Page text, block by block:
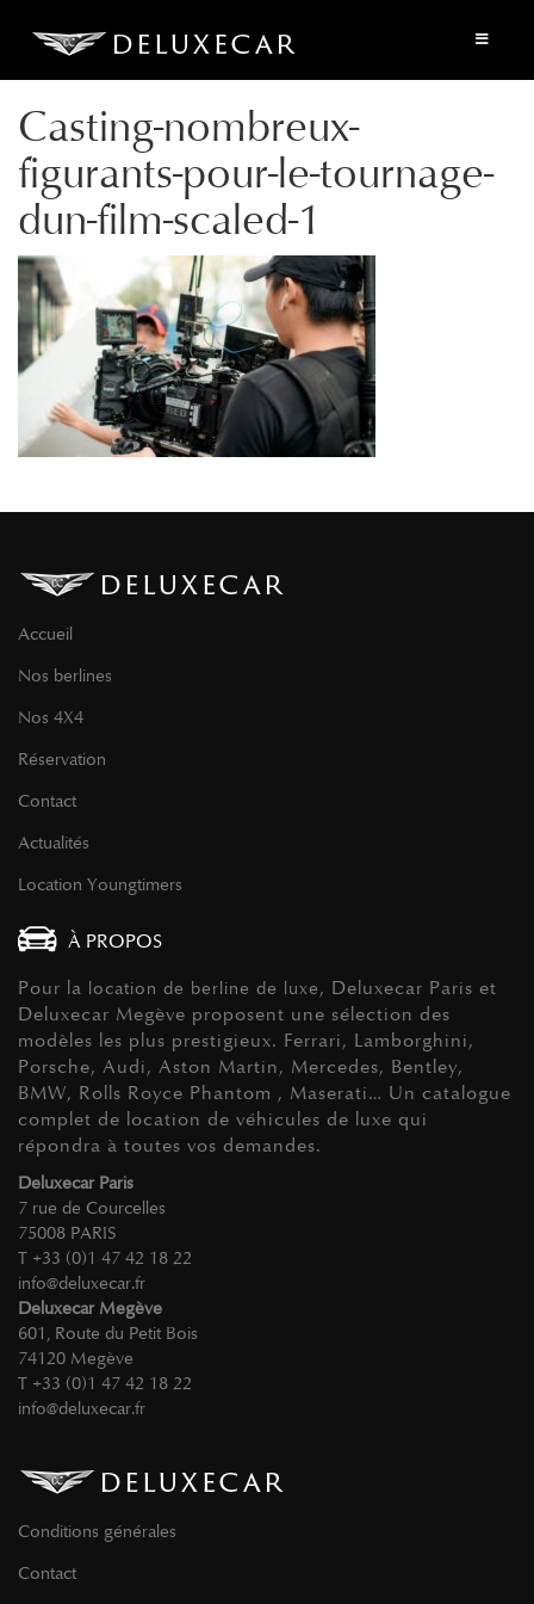
Casting-nombreux-
figurants-pour-le-tournage-
dun-film-scaled-1
Accueil
Nos berlines
Nos 4X4
Réservation
Contact
Actualités
Location Youngtimers
À PROPOS
Pour la location de berline de luxe, Deluxecar Paris et
Deluxecar Megève proposent une sélection des
modèles les plus prestigieux. Ferrari, Lamborghini,
Porsche, Audi, Aston Martin, Mercedes, Bentley,
BMW, Rolls Royce Phantom , Maserati… Un catalogue
complet de location de véhicules de luxe qui
répondra à toutes vos demandes.
Deluxecar Paris
7 rue de Courcelles
75008 PARIS
T +33 (0)1 47 42 18 22
info@deluxecar.fr
Deluxecar Megève
601, Route du Petit Bois
74120 Megève
T +33 (0)1 47 42 18 22
info@deluxecar.fr
Conditions générales
Contact